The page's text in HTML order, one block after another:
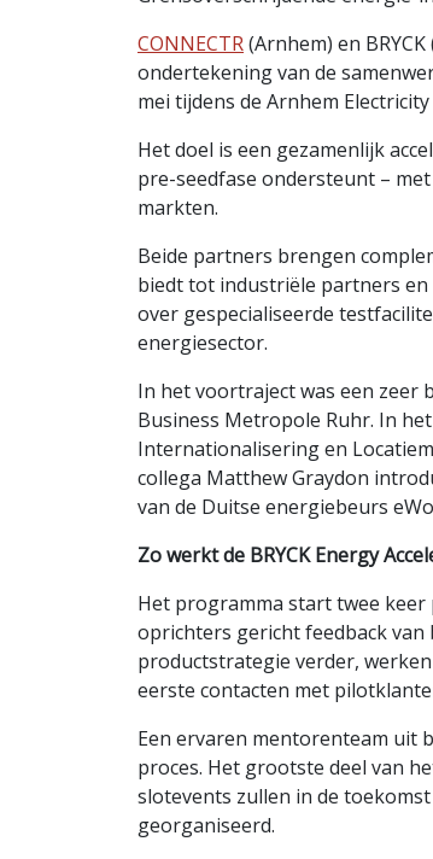
CONNECTR(Arnhem) en
ondertekening van de
mei tijdens de Arnhem
Het doel is een gezamenlijk
pre-seedfase ondersteunt –
markten.
Beide partners brengen
biedt tot industriële partners
over gespecialiseerde
energiesector.
In het voortraject was een zeer
Business Metropole Ruhr. In
Internationalisering en
collega Matthew Graydon
van de Duitse energiebeurs
Zo werkt de BRYCK Energy
Het programma start twee
oprichters gericht feedback
productstrategie verder,
eerste contacten met
Een ervaren mentorenteam uit
proces. Het grootste deel van
slotevents zullen in de
georganiseerd.